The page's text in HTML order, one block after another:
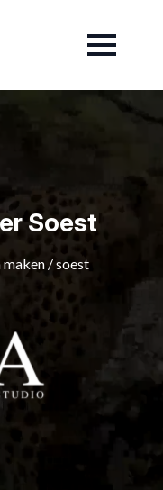
Soest
/soest